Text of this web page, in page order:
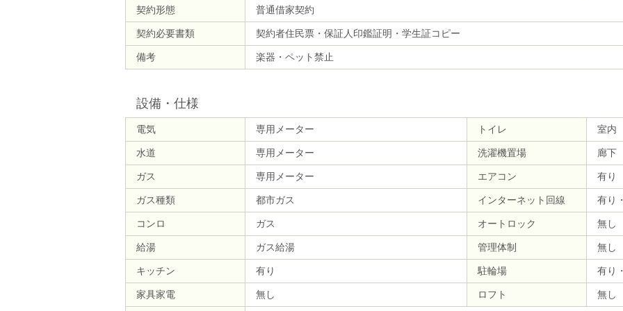
契約形態 普通借家契約
契約必要書類 契約者住民票・保証人印鑑証明・学生証コピー
備考 楽器・ペット禁止
設備・仕様
電気 専用メーター トイレ 室内
水道 専用メーター 洗濯機置場 廊下
ガス 専用メーター エアコン 有り
ガス種類 都市ガス インターネット回線 有り
コンロ ガス オートロック 無し
給湯 ガス給湯 管理体制 無し
キッチン 有り 駐輪場 有り
家具家電 無し ロフト 無し